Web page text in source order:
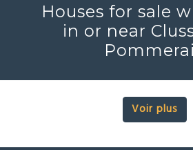
Houses for sale
in or near
Voir plus